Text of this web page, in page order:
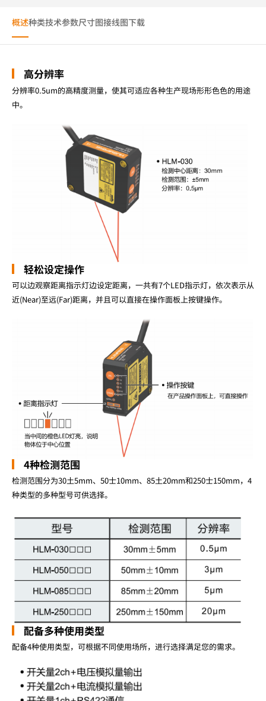
概述种类技术参数尺寸图接线图下载
高分辨率
分辨率0.5um的高精度测量，使其可适应各种生产现场形形色色的用途
中。
轻松设定操作
可以边观察距离指示灯边设定距离，一共有7个LED指示灯，依次表示从
近(Near)至远(Far)距离，并且可以直接在操作面板上按键操作。
4种检测范围
检测范围分为30土5mm、50士10mm、85土20mm和250士150mm，4
种类型的多种型号可供选择。
配备多种使用类型
配备4种使用类型，可根据不同使用场所，进行选择满足您的需求。